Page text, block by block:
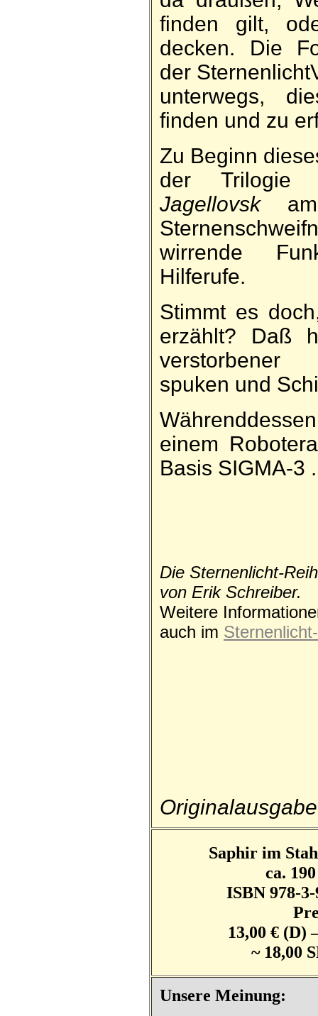
finden gilt,
decken. Die
der
unter­wegs,
finden und zu
Zu Beginn
der Trilogie
Jagellovskam
wirrende
Hilfe­rufe.
Stimmt es
er­zählt? Daß
spuken und
einem
Basis SIGMA-3
Die Sternen­licht-
von Erik Schreiber.
Weitere
auch im
Originalausgabe
Saphir im
ca.
ISBN 978-
13,00 € (D)
~ 18,00
Unsere Meinung: